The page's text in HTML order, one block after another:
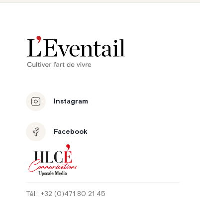
Instagram
Facebook
Tél : +32 (0)471 80 21 45